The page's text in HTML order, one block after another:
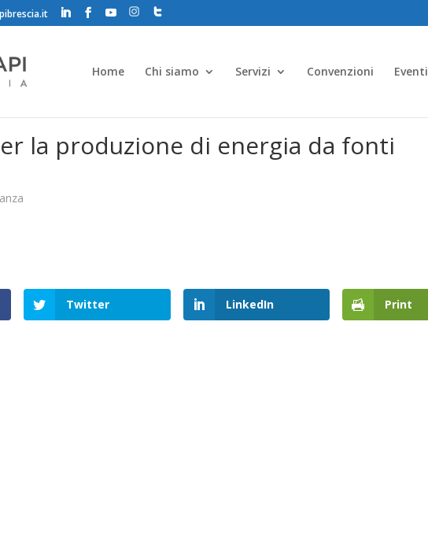
Home Chi siamo Servizi Convenzioni Eventi
la produzione di energia da fonti
Twitter LinkedIn Print